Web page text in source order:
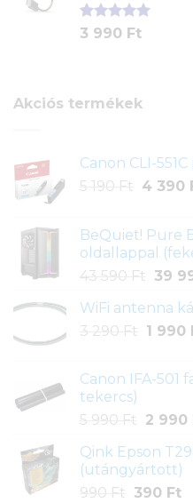
290 Ft.
Értékelés
1
3 990 Ft
Akciós termékek
Canon CLI-
5 190 Ft
5
190 Ft.
4 390
BeQuiet! Pure
oldallappal
43 590 Ft
was:
43
39
WiFi antenna
3 290 Ft
3
1 990
Canon IFA-501
tekercs)
5 990 Ft
was:
5
990 Ft.
2 990
Qink Epson
(utángyártott)
990 Ft
Original
390 Ft